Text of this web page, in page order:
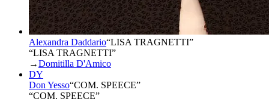
Alexandra Daddario“LISA TRAGNETTI”
“LISA TRAGNETTI”
→Domitilla D'Amico
DY
Don Yesso“COM. SPEECE”
“COM. SPEECE”